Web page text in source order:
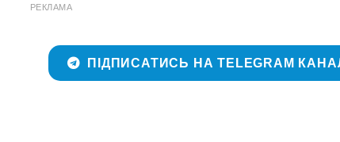
РЕКЛАМА
ПІДПИСАТИСЬ НА TELEGRAM